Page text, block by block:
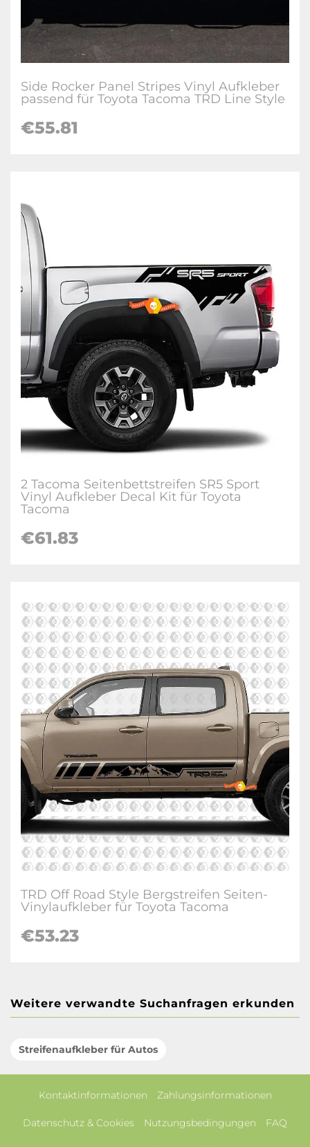
Side Rocker Panel Stripes Vinyl Aufkleber
passend für Toyota Tacoma TRD Line Style
€55.81
2 Tacoma Seitenbettstreifen SR5 Sport
Vinyl Aufkleber Decal Kit für Toyota
Tacoma
€61.83
TRD Off Road Style Bergstreifen Seiten-
Vinylaufkleber für Toyota Tacoma
€53.23
Weitere verwandte Suchanfragen erkunden
Streifenaufkleber für Autos
Kontaktinformationen Zahlungsinformationen
Datenschutz & Cookies Nutzungsbedingungen FAQ